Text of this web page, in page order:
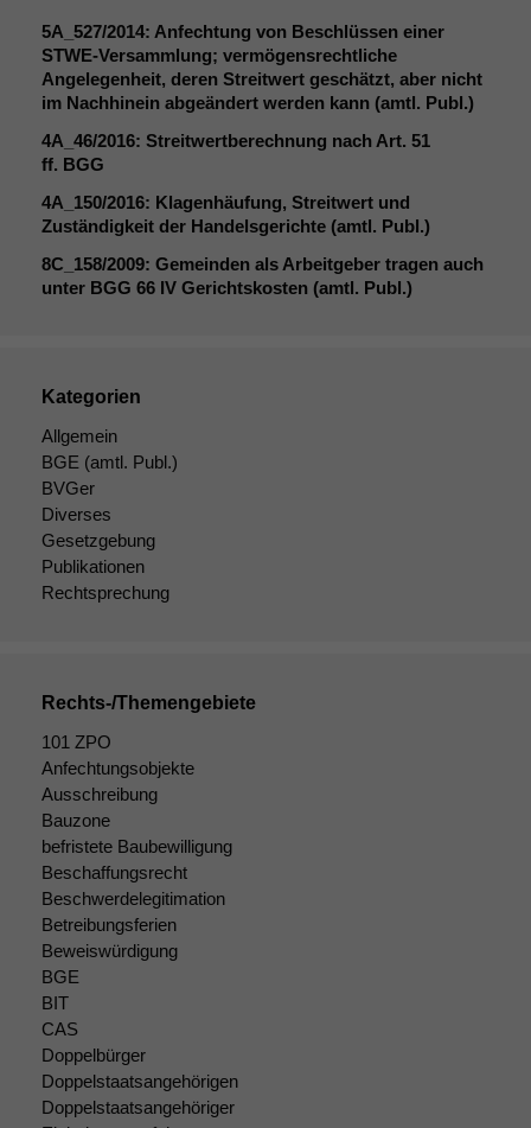
5A_527/2014: Anfechtung von Beschlüssen einer
STWE-Versammlung; vermögensrechtliche
Angelegenheit, deren Streitwert geschätzt, aber nicht
im Nachhinein abgeändert werden kann (amtl. Publ.)
4A_46/2016: Streitwertberechnung nach Art. 51
ff. BGG
4A_150/2016: Klagenhäufung, Streitwert und
Zuständigkeit der Handelsgerichte (amtl. Publ.)
8C_158/2009: Gemeinden als Arbeitgeber tragen auch
unter BGG 66 IV Gerichtskosten (amtl. Publ.)
Kategorien
Allgemein
BGE (amtl. Publ.)
BVGer
Diverses
Gesetzgebung
Publikationen
Rechtsprechung
Rechts-/Themengebiete
101 ZPO
Anfechtungsobjekte
Ausschreibung
Bauzone
befristete Baubewilligung
Beschaffungsrecht
Beschwerdelegitimation
Betreibungsferien
Beweiswürdigung
BGE
BIT
CAS
Doppelbürger
Doppelstaatsangehörigen
Doppelstaatsangehöriger